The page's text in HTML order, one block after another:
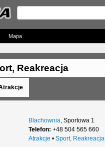
Mapa
Reakreacja
Blachownia Sportowa 1
Telefon: +48 504 565 660
Atrakcje • Sport, Reakreacja